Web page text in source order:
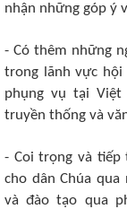
nhận những góp ý
- Có thêm những
trong lãnh vực hội
phụng vụ tại Việt
truyền thống và
- Coi trọng và tiếp
cho dân Chúa
và đào tạo qua